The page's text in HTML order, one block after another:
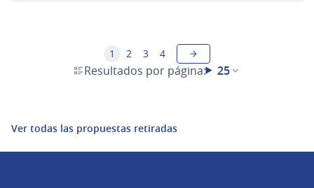
Resultados por página: 25
1 2 3 4
Ver todas las propuestas retiradas